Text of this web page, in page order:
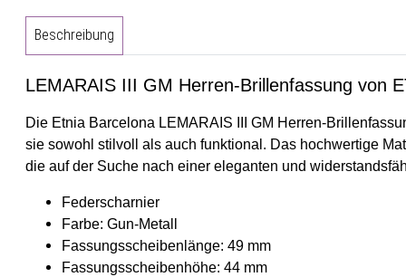
Beschreibung
LEMARAIS III GM Herren-Brillenfassung von
Die Etnia Barcelona LEMARAIS III GM Herren-
sie sowohl stilvoll als auch funktional. Das hochwertige
die auf der Suche nach einer eleganten und
Federscharnier
Farbe: Gun-Metall
Fassungsscheibenlänge: 49 mm
Fassungsscheibenhöhe: 44 mm